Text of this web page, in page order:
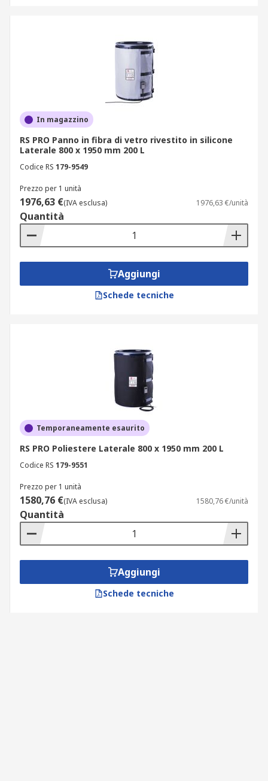
In magazzino
RS PRO Panno in fibra di vetro rivestito in silicone
Laterale 800 x 1950 mm 200 L
Codice RS 179-9549
Prezzo per 1 unità
1976,63 €(IVA esclusa) 1976,63 €/unità
Quantità
Aggiungi
Schede tecniche
Temporaneamente esaurito
RS PRO Poliestere Laterale 800 x 1950 mm 200 L
Codice RS 179-9551
Prezzo per 1 unità
1580,76 €(IVA esclusa) 1580,76 €/unità
Quantità
Aggiungi
Schede tecniche